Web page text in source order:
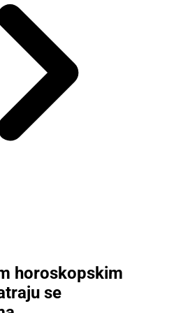
horoskopskim
se